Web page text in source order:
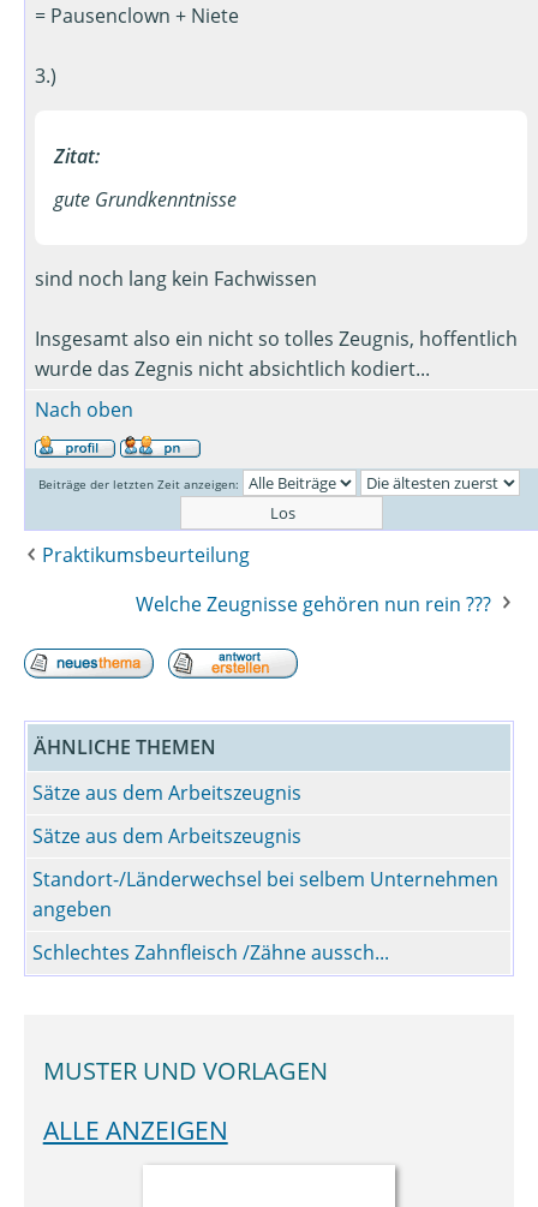
= Pausenclown + Niete
3.)
Zitat:
gute Grundkenntnisse
sind noch lang kein Fachwissen
Insgesamt also ein nicht so tolles Zeugnis, hoffentlich
wurde das Zegnis nicht absichtlich kodiert...
Nach oben
Beiträge der letzten Zeit anzeigen:
Praktikumsbeurteilung
Welche Zeugnisse gehören nun rein ???
ÄHNLICHE THEMEN
Sätze aus dem Arbeitszeugnis
Sätze aus dem Arbeitszeugnis
Standort-/Länderwechsel bei selbem Unternehmen
angeben
Schlechtes Zahnfleisch /Zähne aussch...
MUSTER UND VORLAGEN
ALLE ANZEIGEN